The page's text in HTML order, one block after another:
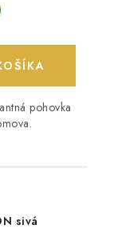
pohovka
sivá